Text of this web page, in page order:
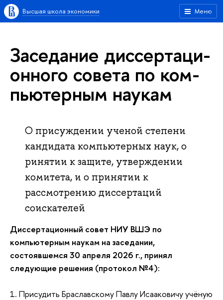
Меню
Высшая школа экономики
Заседание дис­сер­та­ци­
он­но­го совета по ком­
пью­тер­ным наукам
О присуждении ученой степени
кандидата компьютерных наук, о
ринятии к защите, утверждении
комитета, и о принятии к
рассмотрению диссертаций
соискателей
Диссертационный совет НИУ ВШЭ по
компьютерным наукам на заседании,
состоявшемся 30 апреля 2026 г., принял
следующие решения (протокол №4):
1. Присудить Браславскому Павлу Исааковичу учёную